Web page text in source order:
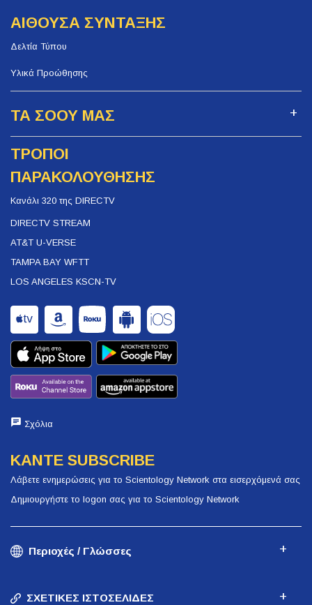
ΑΙΘΟΥΣΑ ΣΥΝΤΑΞΗΣ
Δελτία Τύπου
Υλικά Προώθησης
ΤΑ ΣΟΟΥ ΜΑΣ
ΤΡΟΠΟΙ
ΠΑΡΑΚΟΛΟΥΘΗΣΗΣ
Κανάλι 320 της DIRECTV
DIRECTV STREAM
AT&T U-VERSE
TAMPA BAY WFTT
LOS ANGELES KSCN-TV
Σχόλια
ΚΑΝΤΕ SUBSCRIBE
Λάβετε ενημερώσεις για το Scientology Network στα εισερχόμενά σας
Δημιουργήστε το logon σας για το Scientology Network
Περιοχές / Γλώσσες
ΣΧΕΤΙΚΕΣ ΙΣΤΟΣΕΛΙΔΕΣ